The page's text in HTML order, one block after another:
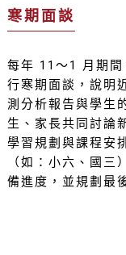
寒期面談
每年 11～1 月期間
行寒期面談，說明
測分析報告與學生
生、家長共同討論
學習規劃與課程安
（如：小六、國三
備進度，並規劃最